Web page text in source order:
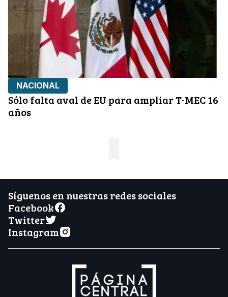
NACIONAL
Sólo falta aval de EU para ampliar T-MEC 16
años
Síguenos en nuestras redes sociales
Facebook
Twitter
Instagram